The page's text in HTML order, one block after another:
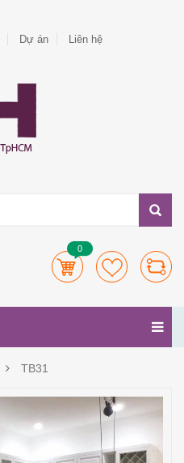
Dự án Liên hệ
0
TB31